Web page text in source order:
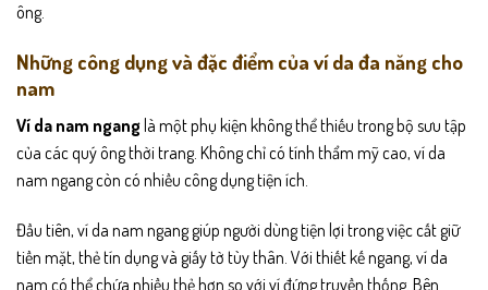
ông.
Những công dụng và đặc điểm của ví da đa năng cho
nam
Ví da nam nganglà một phụ kiện không thể thiếu trong bộ sưu tập
của các quý ông thời trang. Không chỉ có tính thẩm mỹ cao, ví da
nam ngang còn có nhiều công dụng tiện ích.
Đầu tiên, ví da nam ngang giúp người dùng tiện lợi trong việc cất giữ
tiền mặt, thẻ tín dụng và giấy tờ tùy thân. Với thiết kế ngang, ví da
nam có thể chứa nhiều thẻ hơn so với ví đứng truyền thống. Bên